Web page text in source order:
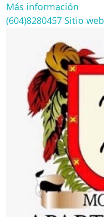
Más información
(604)8280457 Sitio web